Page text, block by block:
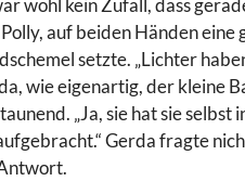
wohl kein Zufall, dass
auf beiden Händen
setzte. „Lichter
wie eigenartig, der kleine
„Ja, sie hat sie
Gerda fragte